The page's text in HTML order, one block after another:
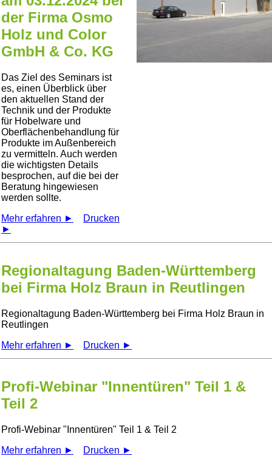
der Firma Osmo
Holz und Color
GmbH & Co. KG
Das Ziel des Seminars ist
es, einen Überblick über
den aktuellen Stand der
Technik und der Produkte
für Hobelware und
Oberflächenbehandlung für
Produkte im Außenbereich
zu vermitteln. Auch werden
die wichtigsten Details
besprochen, auf die bei der
Beratung hingewiesen
werden sollte.
Mehr erfahren ►
Drucken
►
Regionaltagung Baden-Württemberg
bei Firma Holz Braun in Reutlingen
Regionaltagung Baden-Württemberg bei Firma Holz Braun in
Reutlingen
Mehr erfahren ►
Drucken ►
Profi-Webinar "Innentüren" Teil 1 &
Teil 2
Profi-Webinar Innentüren
Teil 1 & Teil 2
Mehr erfahren ►
Drucken ►